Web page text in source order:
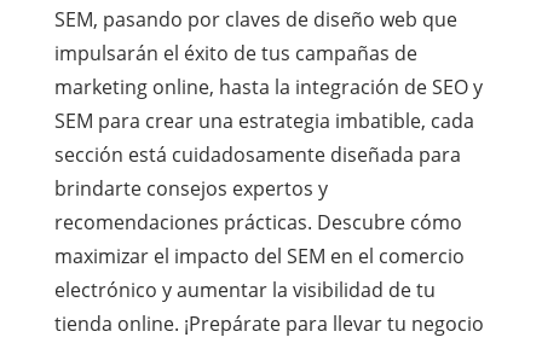
SEM, pasando por claves de diseño web que
impulsarán el éxito de tus campañas de
marketing online, hasta la integración de SEO y
SEM para crear una estrategia imbatible, cada
sección está cuidadosamente diseñada para
brindarte consejos expertos y
recomendaciones prácticas. Descubre cómo
maximizar el impacto del SEM en el comercio
electrónico y aumentar la visibilidad de tu
tienda online. ¡Prepárate para llevar tu negocio